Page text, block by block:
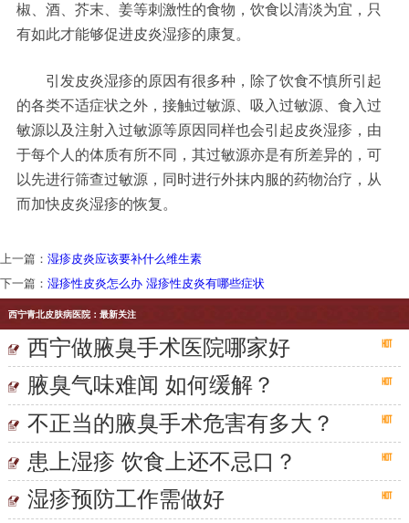
椒、酒、芥末、姜等刺激性的食物，饮食以清淡为宜，只
有如此才能够促进皮炎湿疹的康复。
引发皮炎湿疹的原因有很多种，除了饮食不慎所引起
的各类不适症状之外，接触过敏源、吸入过敏源、食入过
敏源以及注射入过敏源等原因同样也会引起皮炎湿疹，由
于每个人的体质有所不同，其过敏源亦是有所差异的，可
以先进行筛查过敏源，同时进行外抹内服的药物治疗，从
而加快皮炎湿疹的恢复。
上一篇： 湿疹皮炎应该要补什么维生素
下一篇： 湿疹性皮炎怎么办 湿疹性皮炎有哪些症状
西宁青北皮肤病医院：最新关注
西宁做腋臭手术医院哪家好
腋臭气味难闻 如何缓解？
不正当的腋臭手术危害有多大？
患上湿疹 饮食上还不忌口？
湿疹预防工作需做好